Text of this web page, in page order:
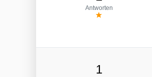
Antworten
1